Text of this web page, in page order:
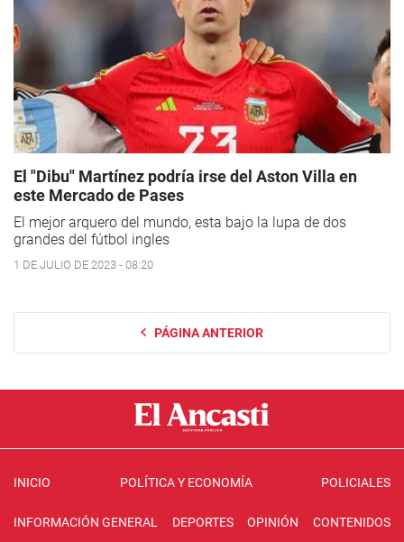
El "Dibu" Martínez podría irse del Aston Villa en
este Mercado de Pases
El mejor arquero del mundo, esta bajo la lupa de dos
grandes del fútbol ingles
1 DE JULIO DE 2023 - 08:20
PÁGINA ANTERIOR
INICIO POLÍTICA Y ECONOMÍA POLICIALES
INFORMACIÓN GENERAL DEPORTES OPINIÓN CONTENIDOS